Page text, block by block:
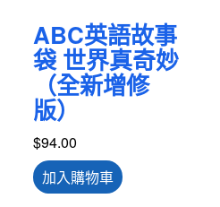
ABC英語故事
袋 世界真奇妙
（全新增修
版）
$94.00
加入購物車